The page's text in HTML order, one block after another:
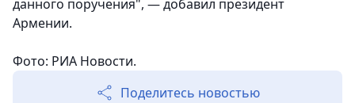
данного поручения", — добавил президент
Армении.
Фото: РИА Новости.
Поделитесь новостью